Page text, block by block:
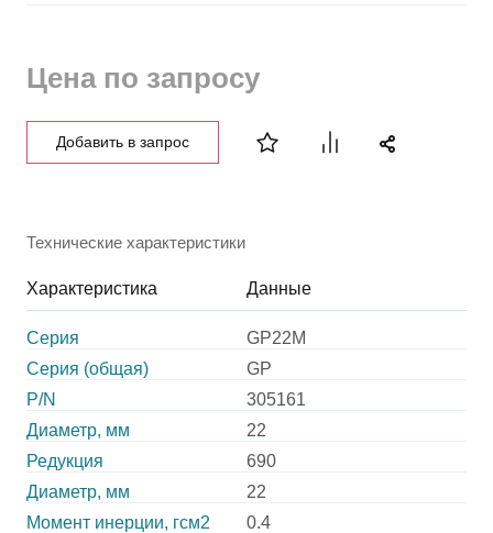
Цена по запросу
Добавить в запрос
Технические характеристики
Характеристика Данные
Серия
GP22M
Серия (общая)
GP
P/N
305161
Диаметр, мм
22
Редукция
690
Диаметр, мм
22
Момент инерции, гсм2
0.4